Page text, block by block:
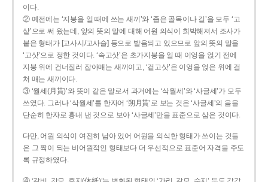
이다.
② 예전에는 ‘지붕을 일 때에 쓰는 새끼’와 ‘좁은 골목이나 길’을 모두 ‘고
샅’으로 써 왔는데, 앞의 뜻의 말에 대해 어원 의식이 희박해져서 조사가
붙은 형태가 [고사시/고사슬] 등으로 발음되고 있으므로 앞의 뜻의 말을
‘고삿’으로 정한 것이다. ‘속고삿’은 초가지붕을 일 때 이엉을 얹기 전에
지붕 위에 건너질러 잡아매는 새끼이고, ‘겉고삿’은 이엉을 얹은 위에 걸
쳐 매는 새끼이다.
③ ‘월세(月貰)’와 뜻이 같은 말로서 과거에는 ‘삭월세’와 ‘사글세’가 모두
쓰였다. 그러나 ‘삭월세’를 한자어 ‘朔月貰’로 보는 것은 ‘사글세’의 음을
단순히 한자로 흉내 낸 것으로 보아 ‘사글세’만을 표준으로 삼은 것이다.
다만, 어원 의식이 여전히 남아 있어 어원을 의식한 형태가 쓰이는 것들
은 그 짝이 되는 비어원적인 형태보다 더 우선적으로 표준어 자격을 주도
록 규정하였다.